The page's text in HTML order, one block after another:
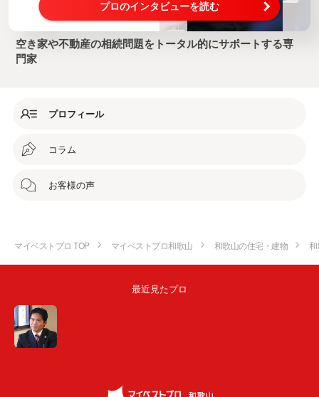
プロのインタビューを読む
空き家や不動産の相続問題をトータル的にサポートする専
門家
プロフィール
コラム
お客様の声
マイベストプロ TOP マイベストプロ和歌山 和歌山の住宅・建物
最近見たプロ